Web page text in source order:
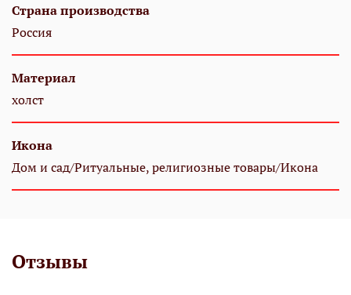
Страна производства
Россия
Материал
холст
Икона
Дом и сад/Ритуальные, религиозные товары/Икона
Отзывы